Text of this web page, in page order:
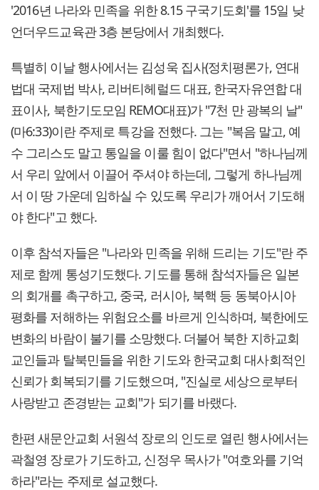
'2016년 나라와 민족을 위한 8.15 구국기도회'를 15일 낮
언더우드교육관 3층 본당에서 개최했다.
특별히 이날 행사에서는 김성욱 집사(정치평론가, 연대
법대 국제법 박사, 리버티헤럴드 대표, 한국자유연합 대
표이사, 북한기도모임 REMO대표)가 "7천 만 광복의 날"
(마6:33)이란 주제로 특강을 전했다. 그는 "복음 말고, 예
수 그리스도 말고 통일을 이룰 힘이 없다"면서 "하나님께
서 우리 앞에서 이끌어 주셔야 하는데, 그렇게 하나님께
서 이 땅 가운데 임하실 수 있도록 우리가 깨어서 기도해
야 한다"고 했다.
이후 참석자들은 "나라와 민족을 위해 드리는 기도"란 주
제로 함께 통성기도했다. 기도를 통해 참석자들은 일본
의 회개를 촉구하고, 중국, 러시아, 북핵 등 동북아시아
평화를 저해하는 위험요소를 바르게 인식하며, 북한에도
변화의 바람이 불기를 소망했다. 더불어 북한 지하교회
교인들과 탈북민들을 위한 기도와 한국교회 대사회적인
신뢰가 회복되기를 기도했으며, "진실로 세상으로부터
사랑받고 존경받는 교회"가 되기를 바랬다.
한편 새문안교회 서원석 장로의 인도로 열린 행사에서는
곽철영 장로가 기도하고, 신정우 목사가 "여호와를 기억
하라"라는 주제로 설교했다.